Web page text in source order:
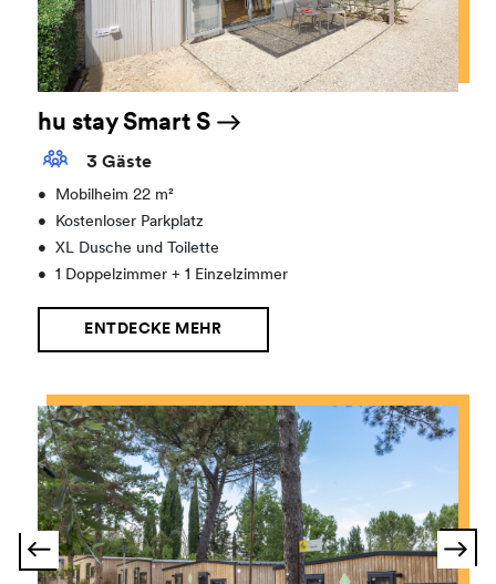
hu stay Smart S
3 Gäste
•
Mobilheim 22 m²
•
Kostenloser Parkplatz
•
XL Dusche und Toilette
•
1 Doppelzimmer + 1 Einzelzimmer
ENTDECKE MEHR